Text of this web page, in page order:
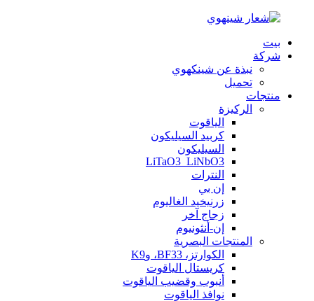
بيت
شركة
نبذة عن شينكهوي
تحميل
منتجات
الركيزة
الياقوت
كربيد السيليكون
السيليكون
LiTaO3_LiNbO3
النترات
إن بي
زرنيخيد الغاليوم
زجاج آخر
إن-أنثونيوم
المنتجات البصرية
الكوارتز، BF33، وK9
كريستال الياقوت
أنبوب وقضيب الياقوت
نوافذ الياقوت